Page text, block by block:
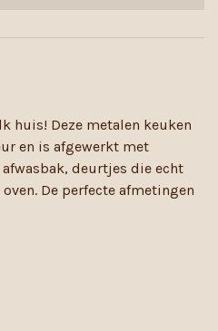
huis! Deze metalen keuken
en is afgewerkt met
deurtjes die echt
De perfecte afmetingen